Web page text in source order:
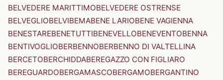
BELVEDERE MARITTIMOBELVEDERE OSTRENSE
BELVEGLIOBELVIBEMABENE LARIOBENE VAGIENNA
BENESTAREBENETUTTIBENEVELLOBENEVENTOBENNA
BENTIVOGLIOBERBENNOBERBENNO DI VALTELLINA
BERCETOBERCHIDDABEREGAZZO CON FIGLIARO
BEREGUARDOBERGAMASCOBERGAMOBERGANTINO